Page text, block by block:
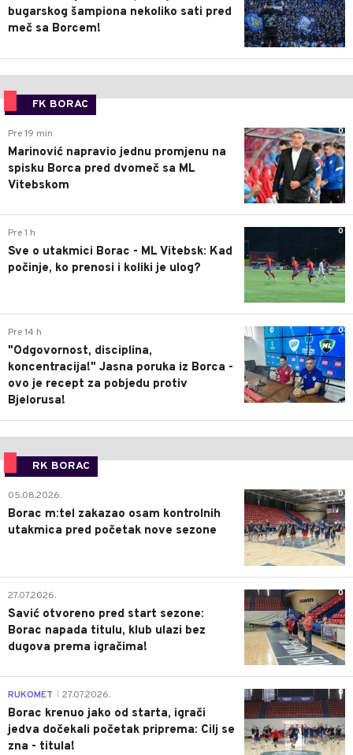
bugarskog šampiona nekoliko sati pred
meč sa Borcem!
FK BORAC
0
Pre 19 min
Marinović napravio jednu promjenu na
spisku Borca pred dvomeč sa ML
Vitebskom
0
Pre 1 h
Sve o utakmici Borac - ML Vitebsk: Kad
počinje, ko prenosi i koliki je ulog?
0
Pre 14 h
"Odgovornost, disciplina,
koncentracija!" Jasna poruka iz Borca -
ovo je recept za pobjedu protiv
Bjelorusa!
RK BORAC
0
05.08.2026.
Borac m:tel zakazao osam kontrolnih
utakmica pred početak nove sezone
0
27.07.2026.
Savić otvoreno pred start sezone:
Borac napada titulu, klub ulazi bez
dugova prema igračima!
0
RUKOMET 27.07.2026.
Borac krenuo jako od starta, igrači
jedva dočekali početak priprema: Cilj se
zna - titula!